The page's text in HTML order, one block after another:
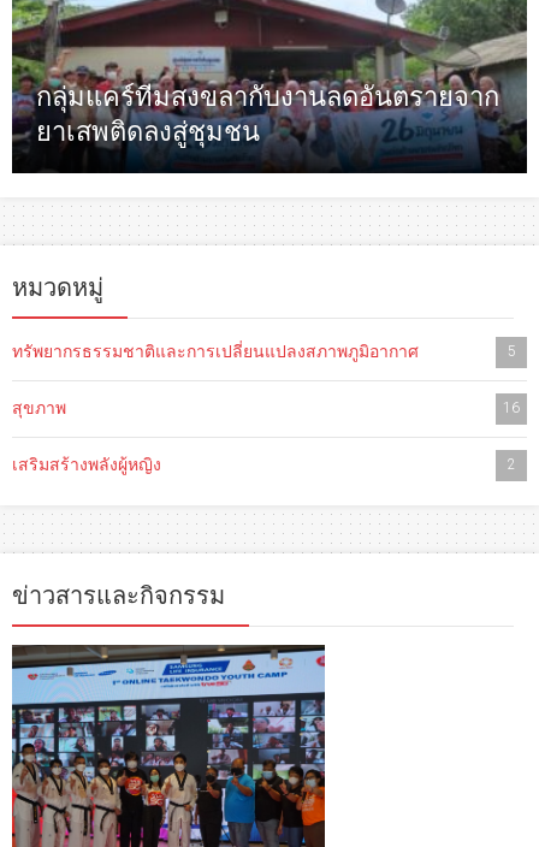
กลุ่มแคร์ทีมสงขลากับงานลดอันตรายจาก
ยาเสพติดลงสู่ชุมชน
หมวดหมู่
ทรัพยากรธรรมชาติและการเปลี่ยนแปลงสภาพภูมิอากาศ 5
สุขภาพ 16
เสริมสร้างพลังผู้หญิง 2
ข่าวสารและกิจกรรม